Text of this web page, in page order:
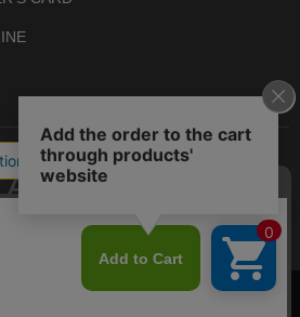
ドのユーズド・セレクトショップ